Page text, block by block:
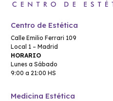
Centro de Estética
Calle Emilio Ferrari 109
Local 1 – Madrid
HORARIO
Lunes a Sábado
9:00 a 21:00 HS
Medicina Estética